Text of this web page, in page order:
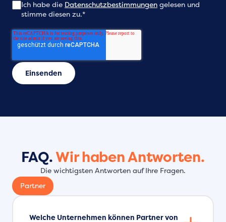
Ich habe die Datenschutzbestimmungen gelesen und
stimme diesen zu.*
FAQ.Wir haben Antworten.
Die wichtigsten Antworten auf Ihre Fragen.
Partner
Welche Unternehmen können Partner von